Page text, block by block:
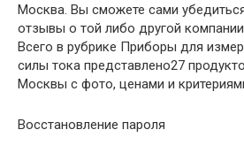
Москва. Вы сможете сами
отзывы о той либо другой компании.
Всего в рубрике Приборы для
силы тока представлено27
Москвы с фото, ценами и
Восстановление пароля